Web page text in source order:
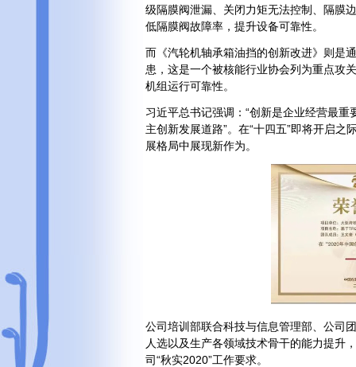
级隔膜阀泄漏、关闭力矩无法控制、隔膜
低隔膜阀故障率，提升设备可靠性。
而《汽轮机轴承箱油挡的创新改进》则是
患，这是一个被核能行业协会列为重点攻
机组运行可靠性。
习近平总书记强调：“创新是企业经营最
主创新发展道路”。在“十四五”即将开启
展格局中展现新作为。
公司培训部联合科技与信息管理部、公司
人选以及生产各领域技术骨干的能力提升
司“秋实2020”工作要求。